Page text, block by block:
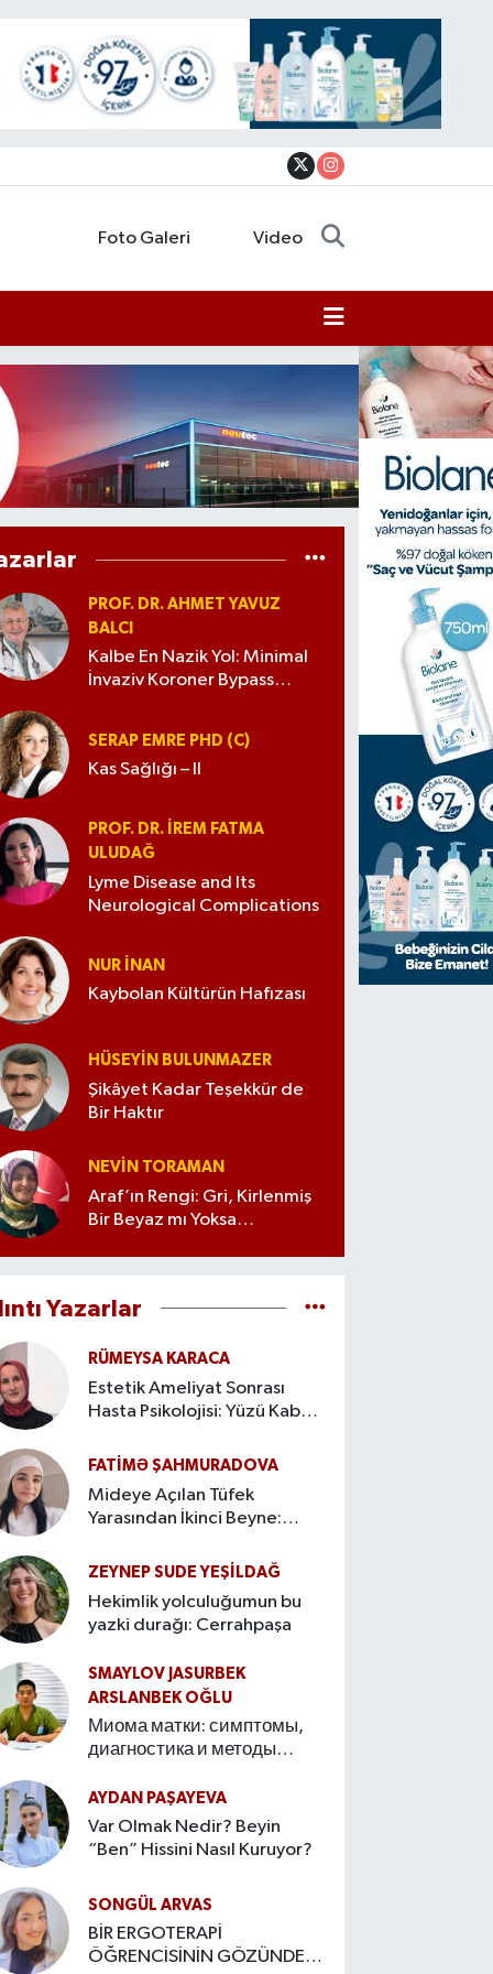
Foto Galeri Video
PROF. DR. AHMET YAVUZ
BALCI
Kalbe En Nazik Yol: Minimal
İnvaziv Koroner Bypass
SERAP EMRE PHD (C)
Kas Sağlığı – II
PROF. DR. İREM FATMA
ULUDAĞ
Lyme Disease and Its
Neurological Complications
NUR İNAN
Kaybolan Kültürün Hafızası
HÜSEYIN BULUNMAZER
Şikâyet Kadar Teşekkür de
Bir Haktır
NEVIN TORAMAN
Araf’ın Rengi: Gri, Kirlenmiş
Bir Beyaz mı Yoksa
Yazarlar
RÜMEYSA KARACA
Estetik Ameliyat Sonrası
Hasta Psikolojisi: Yüzü Kabul
FATIMƏ ŞAHMURADOVA
Mideye Açılan Tüfek
Yarasından İkinci Beyne:
Hikâyesi
ZEYNEP SUDE YEŞİLDAĞ
Hekimlik yolculuğumun bu
yazki durağı: Cerrahpaşa
SMAYLOV JASURBEK
ARSLANBEK OĞLU
Миома матки: симптомы,
диагностика и методы
AYDAN PAŞAYEVA
Var Olmak Nedir? Beyin
“Ben” Hissini Nasıl Kuruyor?
SONGÜL ARVAS
BİR ERGOTERAPİ
ÖĞRENCİSİNİN GÖZÜNDEN: